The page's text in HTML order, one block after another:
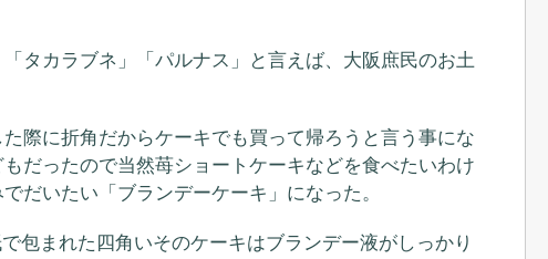
タカラブネ」「パルナス」と言えば、大阪庶民のお土
際に折角だからケーキでも買って帰ろうと言う事にな
もだったので当然苺ショートケーキなどを食べたいわけ
だいたい「ブランデーケーキ」になった。
包まれた四角いそのケーキはブランデー液がしっかり